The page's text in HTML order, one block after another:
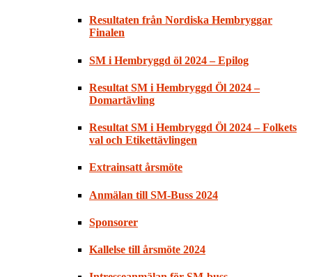
Resultaten från Nordiska Hembryggar
Finalen
SM i Hembryggd öl 2024 – Epilog
Resultat SM i Hembryggd Öl 2024 –
Domartävling
Resultat SM i Hembryggd Öl 2024 – Folkets
val och Etikettävlingen
Extrainsatt årsmöte
Anmälan till SM-Buss 2024
Sponsorer
Kallelse till årsmöte 2024